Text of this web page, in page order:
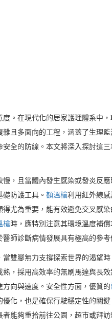
。在現代化的居家護理體系中
且多面向的工程，涵蓋了生理
安全的防線。本文將深入探討這
，且當體內發生感染或發炎反
防護工具。 額溫槍利用紅外線
尤為重要，能有效避免交叉感
槍時，應特別注意其環境溫度補
師診斷病情發展具有極高的參考
雙腳無力支撐探索世界的渴望
，採用高效率的無刷馬達與長
向與速度。安全性方面，優質的
化，也是確保行駛穩定性的關
者能夠重拾前往公園，超市或拜